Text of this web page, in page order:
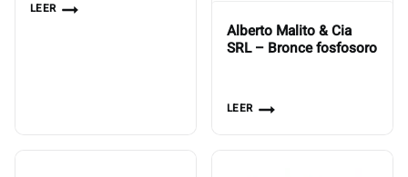
LEER
Alberto Malito & Cia
SRL – Bronce fosfosoro
LEER